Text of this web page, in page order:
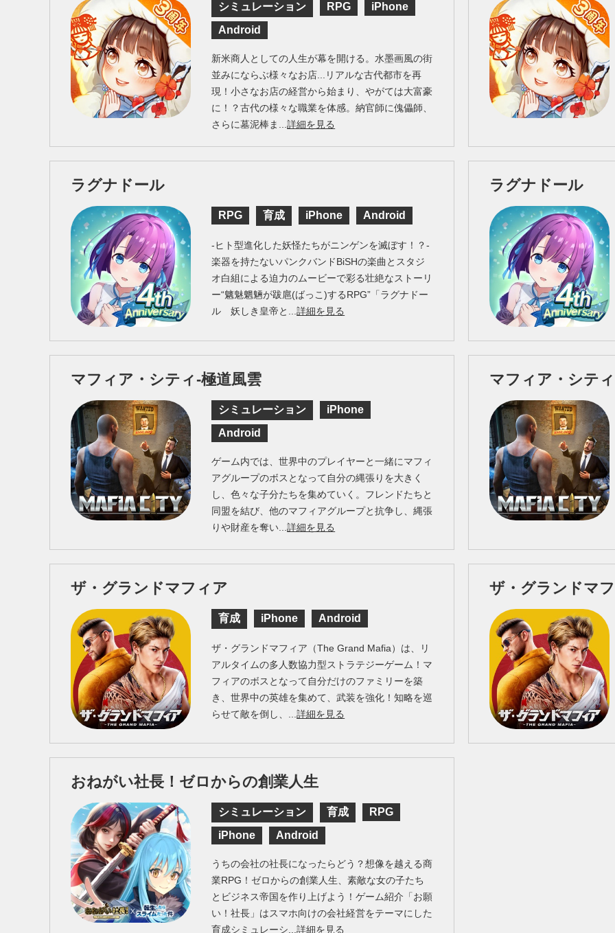
シミュレーション RPG
iPhone
Android
新米商人としての人生が幕を開ける。水墨画風の街
並みにならぶ様々なお店...リアルな古代都市を再
現！小さなお店の経営から始まり、やがては大富豪
に！？古代の様々な職業を体感。納官師に傀儡師、
さらに墓泥棒ま...詳細を見る
ラグナドール
RPG 育成 iPhone Android
-ヒト型進化した妖怪たちがニンゲンを滅ぼす！？-
楽器を持たないパンクバンドBiSHの楽曲とスタジ
オ白組による迫力のムービーで彩る壮絶なストーリ
ー“魑魅魍魎が跋扈(ばっこ)するRPG”「ラグナドー
ル 妖しき皇帝と...詳細を見る
ラグナドール
マフィア・シティ-極道風雲
シミュレーション
iPhone
Android
ゲーム内では、世界中のプレイヤーと一緒にマフィ
アグループのボスとなって自分の縄張りを大きく
し、色々な子分たちを集めていく。フレンドたちと
同盟を結び、他のマフィアグループと抗争し、縄張
りや財産を奪い...詳細を見る
マフィア・シテ
ザ・グランドマフィア
育成 iPhone Android
ザ・グランドマフィア（The Grand Mafia）は、リ
アルタイムの多人数協力型ストラテジーゲーム！マ
フィアのボスとなって自分だけのファミリーを築
き、世界中の英雄を集めて、武装を強化！知略を巡
らせて敵を倒し、...詳細を見る
ザ・グランドマ
おねがい社長！ゼロからの創業人生
シミュレーション 育成
RPG
iPhone
Android
うちの会社の社長になったらどう？想像を越える商
業RPG！ゼロからの創業人生、素敵な女の子たち
とビジネス帝国を作り上げよう！ゲーム紹介「お願
い！社長」はスマホ向けの会社経営をテーマにした
育成シミュレーシ...詳細を見る